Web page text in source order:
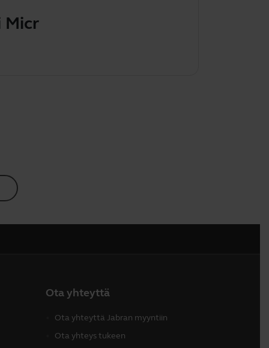
Team
Ota yhteyttä
Ota yhteyttä Jabran myyntiin
Ota yhteys tukeen